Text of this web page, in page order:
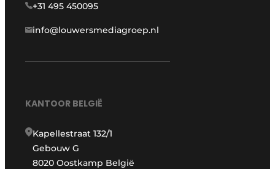
+31 495 450095
info@louwersmediagroep.nl
KANTOOR BELGIË
Kapellestraat 132/1
Gebouw G
8020 Oostkamp België